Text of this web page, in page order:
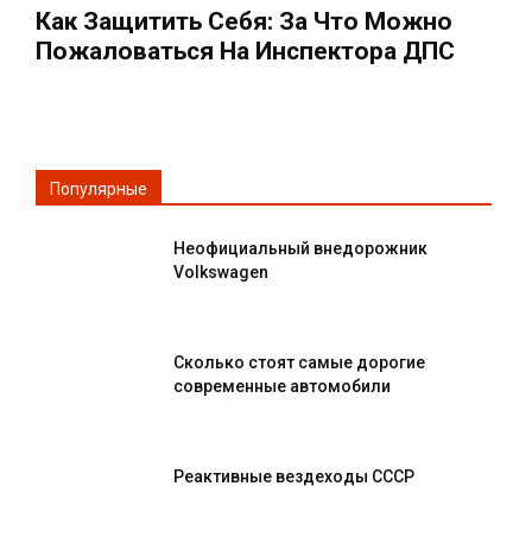
Как Защитить Себя: За Что Можно
Пожаловаться На Инспектора ДПС
Популярные
Неофициальный внедорожник
Volkswagen
Сколько стоят самые дорогие
современные автомобили
Реактивные вездеходы СССР